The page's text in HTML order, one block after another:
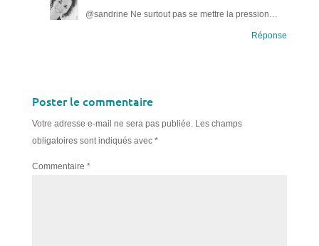
@sandrine Ne surtout pas se mettre la pression…
Réponse
Poster le commentaire
Votre adresse e-mail ne sera pas publiée. Les champs
obligatoires sont indiqués avec *
Commentaire *